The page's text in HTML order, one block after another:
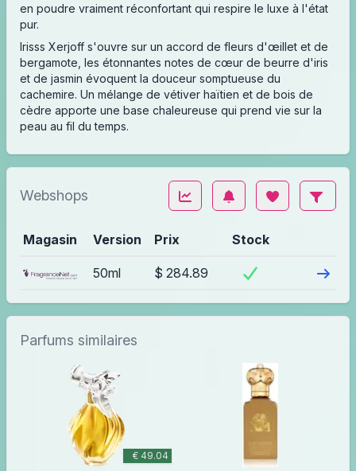
en poudre vraiment réconfortant qui respire le luxe à l'état
pur.
Irisss Xerjoff s'ouvre sur un accord de fleurs d'œillet et de
bergamote, les étonnantes notes de cœur de beurre d'iris
et de jasmin évoquent la douceur somptueuse du
cachemire. Un mélange de vétiver haïtien et de bois de
cèdre apporte une base chaleureuse qui prend vie sur la
peau au fil du temps.
Webshops
Magasin Version Prix Stock
50ml $ 284.89 Visite
Parfums similaires
€ 49.04